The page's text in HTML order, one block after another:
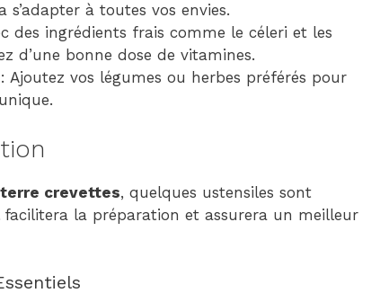
à toutes vos envies.
des ingrédients frais comme le céleri et les
d’une bonne dose de vitamines.
: Ajoutez vos légumes ou herbes préférés pour
crevettes, quelques ustensiles sont
facilitera la préparation et assurera un meilleur